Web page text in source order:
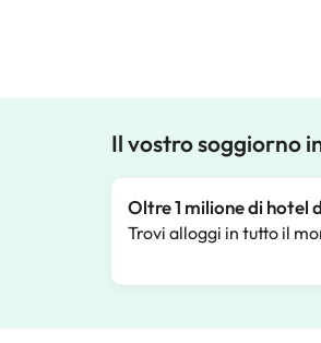
Il vostro soggiorno
Oltre 1 milione di hotel
Trovi alloggi in tutto il